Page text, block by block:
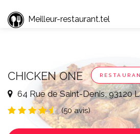
Meilleur-restaurant.tel
CHICKEN ONE
64 Rue de Saint-Denis, 93120
(50 avis)